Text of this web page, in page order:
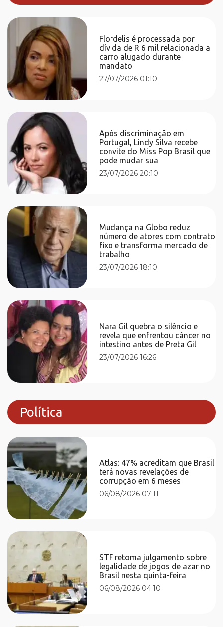
Flordelis é processada por
dívida de R 6 mil relacionada a
carro alugado durante
mandato
27/07/2026 01:10
Após discriminação em
Portugal, Lindy Silva recebe
convite do Miss Pop Brasil que
pode mudar sua
23/07/2026 20:10
Mudança na Globo reduz
número de atores com contrato
fixo e transforma mercado de
trabalho
23/07/2026 18:10
Nara Gil quebra o silêncio e
revela que enfrentou câncer no
intestino antes de Preta Gil
23/07/2026 16:26
Política
Atlas: 47% acreditam que Brasil
terá novas revelações de
corrupção em 6 meses
06/08/2026 07:11
STF retoma julgamento sobre
legalidade de jogos de azar no
Brasil nesta quinta-feira
06/08/2026 04:10